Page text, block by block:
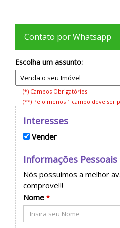
Contato por Whatsapp
Escolha um assunto:
(*) Campos Obrigatórios
(**) Pelo menos 1 campo deve ser
Interesses
Vender
Informações Pessoais
Nós possuimos a melhor
comprove!!!
Nome *